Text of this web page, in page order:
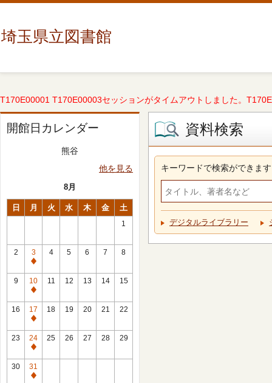
埼玉県立図書館
T170E00001 T170E00003セッションがタイムアウトしました。
開館日カレンダー
熊谷
他を見る
8月
日 月 火 水 木 金 土
1
2
3
休
館
日
4 5 6 7 8
9
10
休
館
日
11 12 13 14 15
16
17
休
館
日
18 19 20 21 22
23
24
休
館
日
25 26 27 28 29
30
31
休
資料検索
キーワードで検索ができます
デジタルライブラリー